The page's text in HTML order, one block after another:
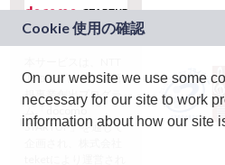
ドコモグループの新
規事業創出プログラ
ム「docomo
STARTUP」を通じて
On our website we use some
necessary for our site to work
information about how our site